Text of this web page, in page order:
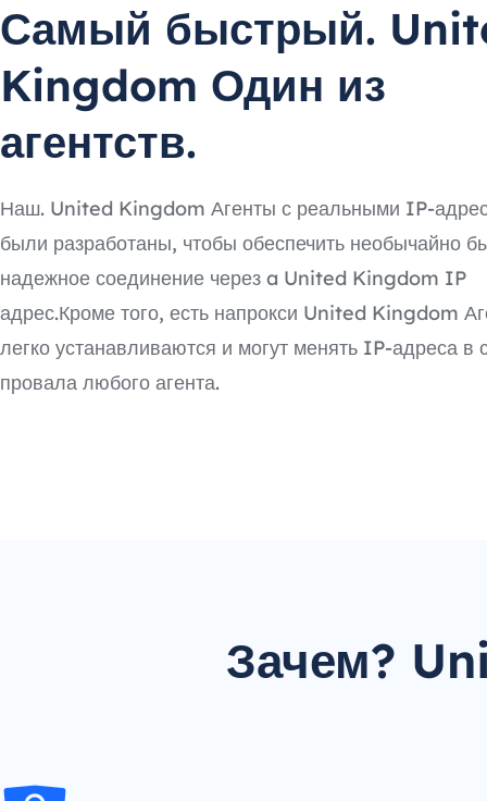
Самый быстрый.
Kingdom Один из
агентств.
Наш. United Kingdom Агенты с реальными IP-
были разработаны, чтобы обеспечить необычайно
надежное соединение через a United Kingdom IP
адрес.Кроме того, есть напрокси United Kingdom
легко устанавливаются и могут менять IP-адреса в
провала любого агента.
Зачем?